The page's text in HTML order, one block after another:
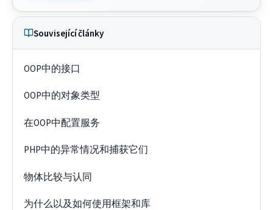
Související články
OOP中的接口
OOP中的对象类型
在OOP中配置服务
PHP中的异常情况和捕获它们
物体比较与认同
为什么以及如何使用框架和库